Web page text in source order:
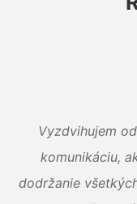
Vyzdvihujem
komunikáciu,
dodržanie